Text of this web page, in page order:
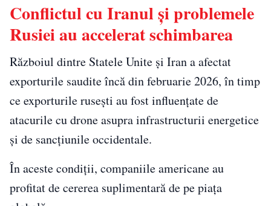
Conflictul cu Iranul și problemele
Rusiei au accelerat schimbarea
Războiul dintre Statele Unite și Iran a afectat
exporturile saudite încă din februarie 2026, în timp
ce exporturile rusești au fost influențate de
atacurile cu drone asupra infrastructurii energetice
și de sancțiunile occidentale.
În aceste condiții, companiile americane au
profitat de cererea suplimentară de pe piața